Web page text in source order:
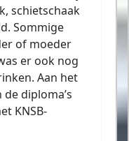
schietschaak
Sommige
of moeder
er ook nog
Aan het
diploma’s
KNSB-